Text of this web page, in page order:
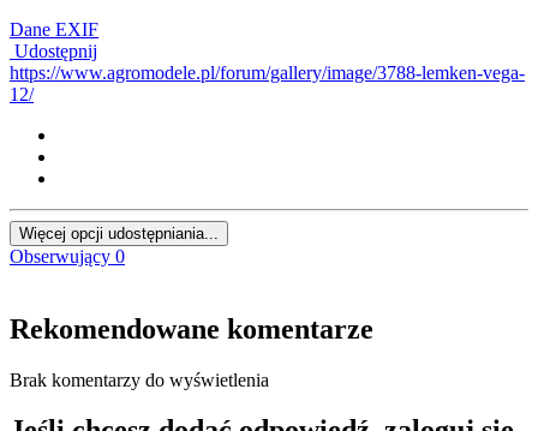
Dane EXIF
Udostępnij
https://www.agromodele.pl/forum/gallery/image/3788-lemken-vega-
12/
Więcej opcji udostępniania...
Obserwujący 0
Rekomendowane komentarze
Brak komentarzy do wyświetlenia